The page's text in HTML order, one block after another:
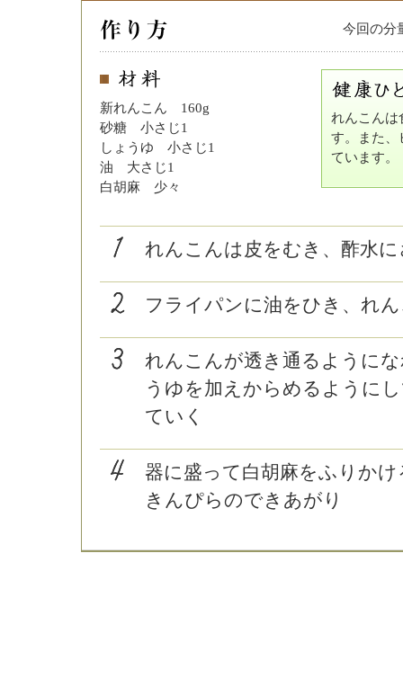
今回の
新れんこん 160g
砂糖 小さじ1
しょうゆ 小さじ1
油 大さじ1
白胡麻 少々
れんこんは
す。また、
ています。
れんこんは皮をむき、酢水
フライパンに油をひき、れ
れんこんが透き通るように
うゆを加えからめるように
ていく
器に盛って白胡麻をふりか
きんぴらのできあがり